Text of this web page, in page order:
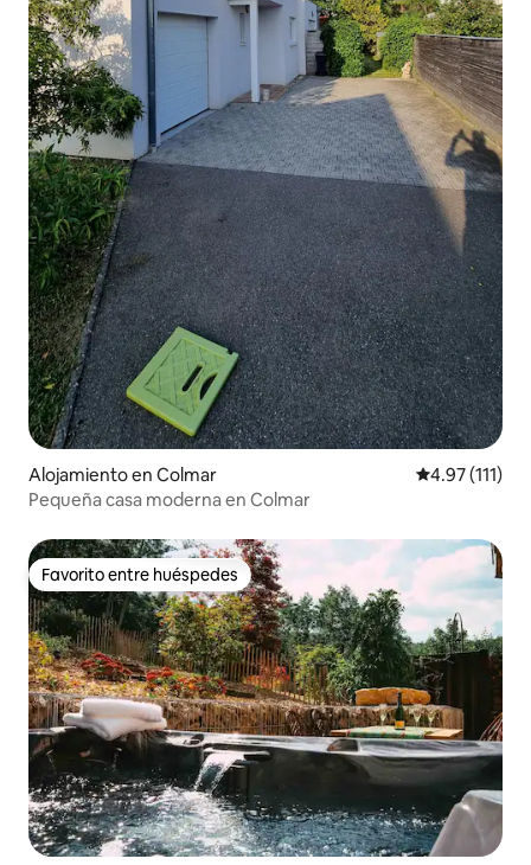
Alojamiento en Colmar Calificación
4.97 (111)
Pequeña casa moderna en Colmar
Favorito entre huéspedes
Favorito entre huéspedes